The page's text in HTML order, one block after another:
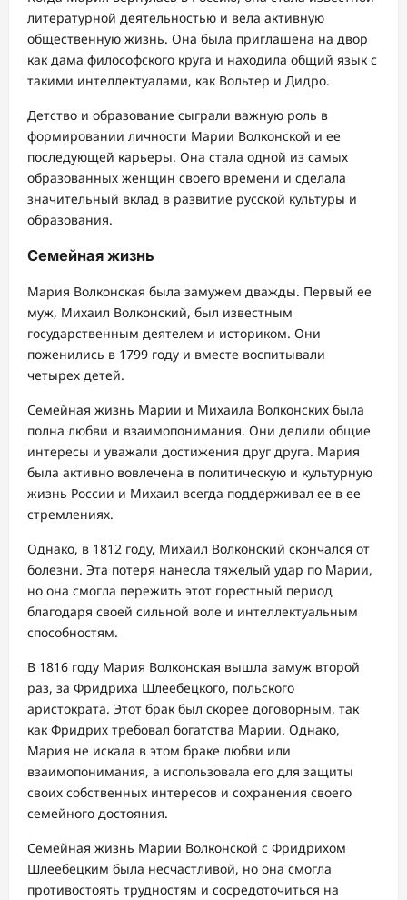
литературной деятельностью и вела активную
общественную жизнь. Она была приглашена на двор
как дама философского круга и находила общий язык с
такими интеллектуалами, как Вольтер и Дидро.
Детство и образование сыграли важную роль в
формировании личности Марии Волконской и ее
последующей карьеры. Она стала одной из самых
образованных женщин своего времени и сделала
значительный вклад в развитие русской культуры и
образования.
Семейная жизнь
Мария Волконская была замужем дважды. Первый ее
муж, Михаил Волконский, был известным
государственным деятелем и историком. Они
поженились в 1799 году и вместе воспитывали
четырех детей.
Семейная жизнь Марии и Михаила Волконских была
полна любви и взаимопонимания. Они делили общие
интересы и уважали достижения друг друга. Мария
была активно вовлечена в политическую и культурную
жизнь России и Михаил всегда поддерживал ее в ее
стремлениях.
Однако, в 1812 году, Михаил Волконский скончался от
болезни. Эта потеря нанесла тяжелый удар по Марии,
но она смогла пережить этот горестный период
благодаря своей сильной воле и интеллектуальным
способностям.
В 1816 году Мария Волконская вышла замуж второй
раз, за Фридриха Шлеебецкого, польского
аристократа. Этот брак был скорее договорным, так
как Фридрих требовал богатства Марии. Однако,
Мария не искала в этом браке любви или
взаимопонимания, а использовала его для защиты
своих собственных интересов и сохранения своего
семейного достояния.
Семейная жизнь Марии Волконской с Фридрихом
Шлеебецким была несчастливой, но она смогла
противостоять трудностям и сосредоточиться на